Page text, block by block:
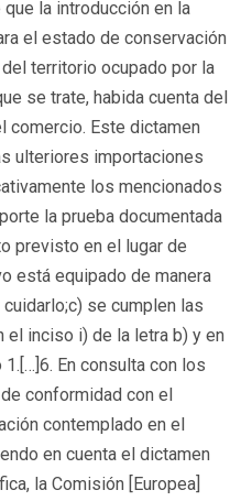
la introducción en la
el estado de conservación
territorio ocupado por la
se trate, habida cuenta del
comercio. Este dictamen
ulteriores importaciones
los mencionados
la prueba documentada
previsto en el lugar de
está equipado de manera
se cumplen las
inciso i) de la letra b) y en
En consulta con los
conformidad con el
contemplado en el
en cuenta el dictamen
la Comisión [Europea]